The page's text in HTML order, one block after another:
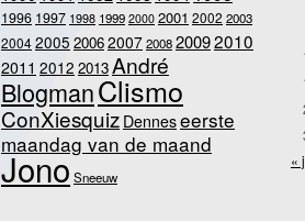
1996 1997 1998 1999 2000 2001 2002 2003
20042005 20062007200820092010
2011 2012 2013André
BlogmanClismo
ConXiesquiz Denneseerste
maandag van de maand
JonoSneeuw
«